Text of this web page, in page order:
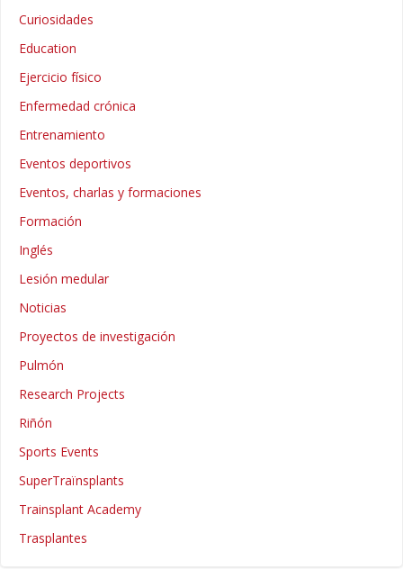
Curiosidades
Education
Ejercicio físico
Enfermedad crónica
Entrenamiento
Eventos deportivos
Eventos, charlas y formaciones
Formación
Inglés
Lesión medular
Noticias
Proyectos de investigación
Pulmón
Research Projects
Riñón
Sports Events
SuperTraïnsplants
Trainsplant Academy
Trasplantes